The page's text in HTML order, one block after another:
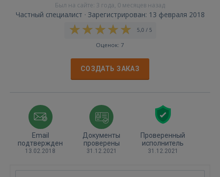
Был на сайте: 3 года, 0 месяцев назад
Частный специалист · Зарегистрирован: 13 февраля 2018
5,0 / 5
Оценок: 7
СОЗДАТЬ ЗАКАЗ
Email
подтвержден
13.02.2018
Документы
проверены
31.12.2021
Проверенный
исполнитель
31.12.2021